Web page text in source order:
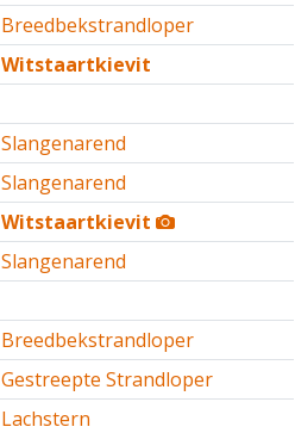
Breedbekstrandloper
Witstaartkievit
Slangenarend
Slangenarend
Witstaartkievit
Slangenarend
Breedbekstrandloper
Gestreepte Strandloper
Lachstern